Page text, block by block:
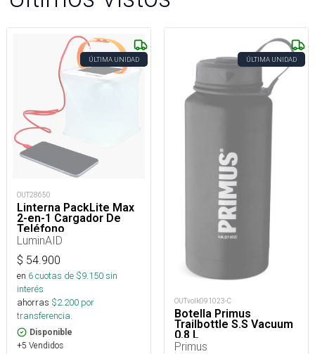
ÚLTIMA UNIDAD
OUT28650
Linterna PackLite Max
2-en-1 Cargador De
Teléfono
LuminAID
$ 54.900
en 6cuotas de $9.150sin
interés
ahorras $2.200 por
transferencia.
Disponible
+5 Vendidos
ÚLTIMA UNIDAD
OUTvolk091023-C
Botella Primus
Trailbottle S.S Vacuum
0.8 L
Primus